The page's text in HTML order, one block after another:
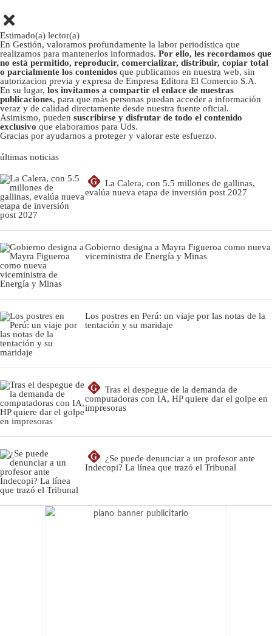
Estimado(a) lector(a)
En Gestión, valoramos profundamente la labor periodística que
realizamos para mantenerlos informados. Por ello, les recordamos que
no está permitido, reproducir, comercializar, distribuir, copiar total
o parcialmente los contenidos que publicamos en nuestra web, sin
autorizacion previa y expresa de Empresa Editora El Comercio S.A.
En su lugar, los invitamos a compartir el enlace de nuestras
publicaciones, para que más personas puedan acceder a información
veraz y de calidad directamente desde nuestra fuente oficial.
Asimismo, pueden suscribirse y disfrutar de todo el contenido
exclusivo que elaboramos para Uds.
Gracias por ayudarnos a proteger y valorar este esfuerzo.
últimas noticias
G
La Calera, con 5.5 millones de gallinas,
evalúa nueva etapa de inversión post 2027
Gobierno designa a Mayra Figueroa como nueva
viceministra de Energía y Minas
Los postres en Perú: un viaje por las notas de la
tentación y su maridaje
G
Tras el despegue de la demanda de
computadoras con IA, HP quiere dar el golpe en
impresoras
G
¿Se puede denunciar a un profesor ante
Indecopi? La línea que trazó el Tribunal